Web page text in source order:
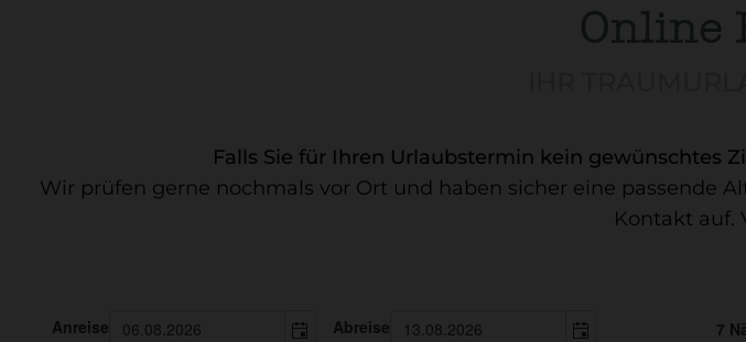
Online
Falls Sie für Ihren Urlaubstermin kein gewünschtes
Wir prüfen gerne nochmals vor Ort und haben sicher eine passende
Kontakt auf.
Anreise Abreise 7